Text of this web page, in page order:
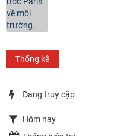
Thống kê
Đang truy cập
Hôm nay